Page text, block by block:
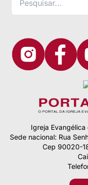
Igreja
Sede nacional: Rua
Cep 90020-